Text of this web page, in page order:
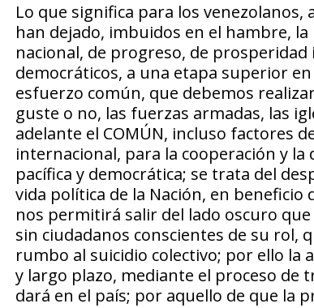
Lo que significa para los
han dejado, imbuidos en el hambre,
nacional, de progreso, de
democráticos, a una etapa superior
esfuerzo común, que debemos
guste o no, las fuerzas armadas, las
adelante el COMÚN, incluso factores
internacional, para la cooperación y
pacífica y democrática; se trata del
vida política de la Nación, en
nos permitirá salir del lado oscuro
sin ciudadanos conscientes de su rol,
rumbo al suicidio colectivo; por ello la
y largo plazo, mediante el proceso de
dará en el país; por aquello de que la